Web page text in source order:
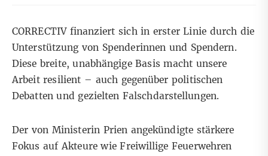
CORRECTIV finanziertsich in erster Linie durch die
Unterstützung von Spenderinnen und Spendern.
Diese breite, unabhängige Basis macht unsere
Arbeit resilient – auch gegenüber politischen
Debatten und gezielten Falschdarstellungen.
Der von Ministerin Prien angekündigte stärkere
Fokus auf Akteure wie Freiwillige Feuerwehren